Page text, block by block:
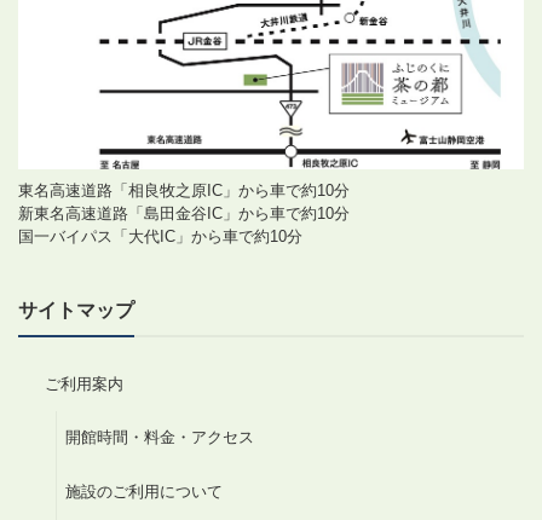
東名高速道路「相良牧之原IC」から車で約10分
新東名高速道路「島田金谷IC」から車で約10分
国一バイパス「大代IC」から車で約10分
サイトマップ
ご利用案内
開館時間・料金・アクセス
施設のご利用について